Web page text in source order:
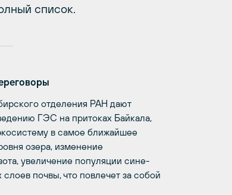
список.
отделения РАН дают
ГЭС на притоках Байкала,
в самое ближайшее
озера, изменение
увеличение популяции сине-
почвы, что повлечет за собой